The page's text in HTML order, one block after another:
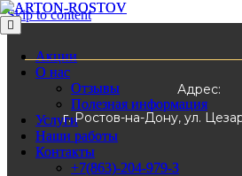
Skip to content
Меню
Акции
О нас
Отзывы
Полезная информация
Услуги
Наши работы
Контакты
+7(863)-204-979-3
Меню
Акции
О нас
Отзывы
Полезная информация
Услуги
Наши работы
Контакты
+7(863)-204-979-3
Адрес:
г. Ростов-на-Дону, ул.